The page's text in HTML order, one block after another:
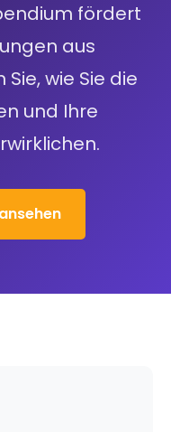
fördert
aus
wie Sie die
und Ihre